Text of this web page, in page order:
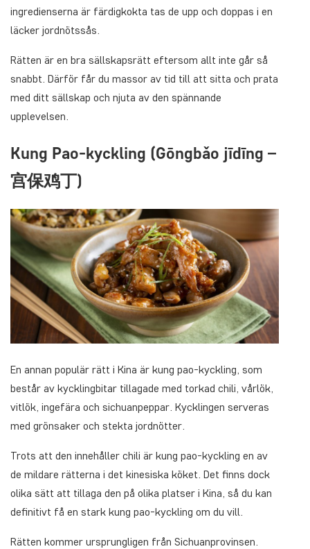
ingredienserna är färdigkokta tas de upp och doppas i en
läcker jordnötssås.
Rätten är en bra sällskapsrätt eftersom allt inte går så
snabbt. Därför får du massor av tid till att sitta och prata
med ditt sällskap och njuta av den spännande
upplevelsen.
Kung Pao-kyckling (Gōngbǎo jīdīng –
宫保鸡丁)
En annan populär rätt i Kina är kung pao-kyckling, som
består av kycklingbitar tillagade med torkad chili, vårlök,
vitlök, ingefära och sichuanpeppar. Kycklingen serveras
med grönsaker och stekta jordnötter.
Trots att den innehåller chili är kung pao-kyckling en av
de mildare rätterna i det kinesiska köket. Det finns dock
olika sätt att tillaga den på olika platser i Kina, så du kan
definitivt få en stark kung pao-kyckling om du vill.
Rätten kommer ursprungligen från Sichuanprovinsen.